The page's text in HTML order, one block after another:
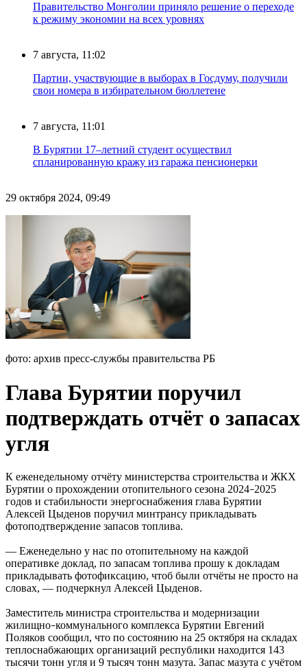
Правительство Монголии приняло решение о переходе
к режиму экономии на всех уровнях
7 августа, 11:02
Партии, участвующие в выборах в Госдуму, получили
свои номера в избирательном бюллетене
7 августа, 11:01
В Бурятии 17–летний студент осуществил
спланированную кражу из гаража пенсионерки
29 октября 2024, 09:49
фото: архив пресс-службы правительства РБ
Глава Бурятии поручил
подтверждать отчёт о запасах
угля
К еженедельному отчёту министерства строительства и ЖКХ
Бурятии о прохождении отопительного сезона 2024–2025
годов и стабильности энергоснабжения глава Бурятии
Алексей Цыденов поручил минтрансу прикладывать
фотоподтверждение запасов топлива.
— Еженедельно у нас по отопительному на каждой
оперативке доклад, по запасам топлива прошу к докладам
прикладывать фотофиксацию, чтоб были отчёты не просто на
словах, — подчеркнул Алексей Цыденов.
Заместитель министра строительства и модернизации
жилищно–коммунального комплекса Бурятии Евгений
Поляков сообщил, что по состоянию на 25 октября на складах
теплоснабжающих организаций республики находится 143
тысячи тонн угля и 9 тысяч тонн мазута. Запас мазута с учётом